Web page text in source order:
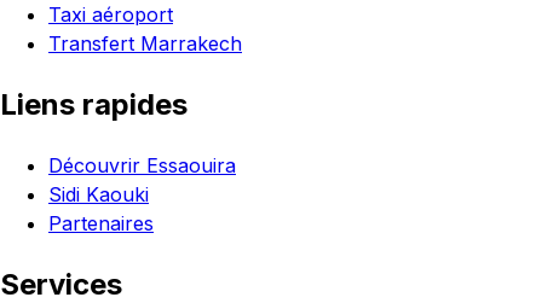
Taxi aéroport
Transfert Marrakech
Liens rapides
Découvrir Essaouira
Sidi Kaouki
Partenaires
Services